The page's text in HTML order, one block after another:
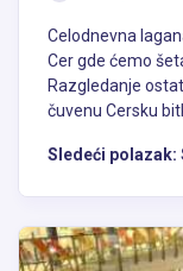
pešačkim turama,
na biciklu. Takođe
da se obilaze
znamenitih ličnosti.
Celodnevna
Cer gde ćemo
Razgledanje
čuvenu Cersku
Sledeći polazak: